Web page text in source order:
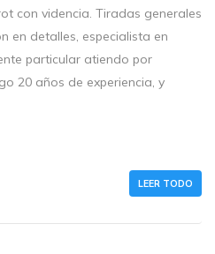
con videncia. Tiradas generales
en detalles, especialista en
particular atiendo por
20 años de experiencia, y
LEER TODO